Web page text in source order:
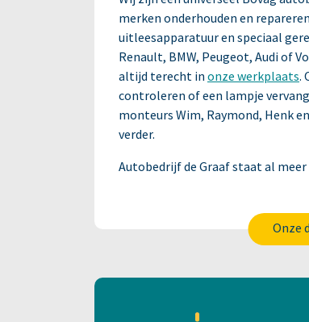
merken onderhouden en
uitleesapparatuur en speciaal
Renault, BMW, Peugeot, Audi of
altijd terecht in onze werkplaats.
controleren of een lampje
monteurs Wim, Raymond, Henk
verder.
Autobedrijf de Graaf staat al meer
Onze